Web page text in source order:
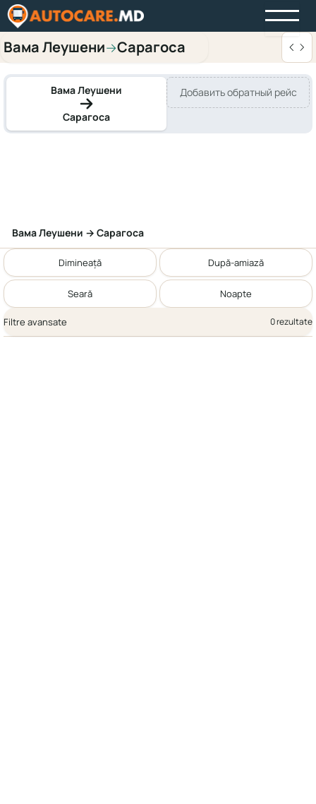
Вама Леушени→Сарагоса
Вама Леушени
Сарагоса
Добавить обратный рейс
Вама Леушени → Сарагоса
Dimineață După-amiază
Seară Noapte
Filtre avansate 0 rezultate